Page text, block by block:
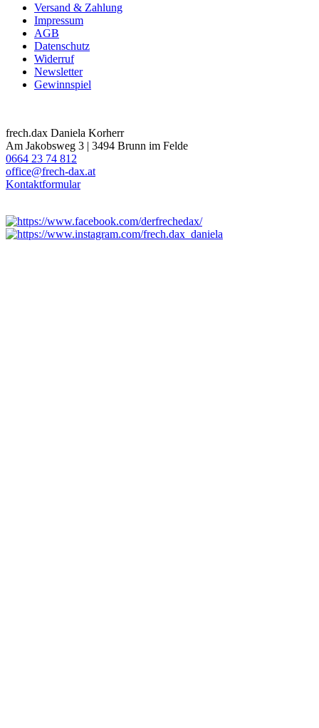
Versand & Zahlung
Impressum
AGB
Datenschutz
Widerruf
Newsletter
Gewinnspiel
frech.dax Daniela Korherr
Am Jakobsweg 3 | 3494 Brunn im Felde
0664 23 74 812
office@frech-dax.at
Kontaktformular